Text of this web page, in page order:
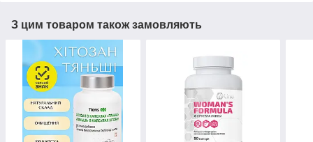
З цим товаром також замовляють